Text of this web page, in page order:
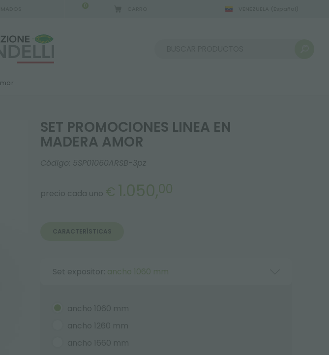
0
SET PROMOCIONES LINEA EN
MADERA AMOR
Código: 5SP01060ARSB-3pz
precio cada uno € 1.050,00
CARACTERÍSTICAS
Set expositor: ancho 1060 mm
ancho 1060 mm
ancho 1260 mm
ancho 1660 mm